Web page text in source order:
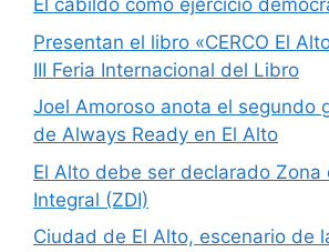
El cabildo como ejercicio
Presentan el libro «CERCO El
III Feria Internacional del Libro
Joel Amoroso anota el segundo
de Always Ready en El Alto
El Alto debe ser declarado Zona
Integral (ZDI)
Ciudad de El Alto, escenario de